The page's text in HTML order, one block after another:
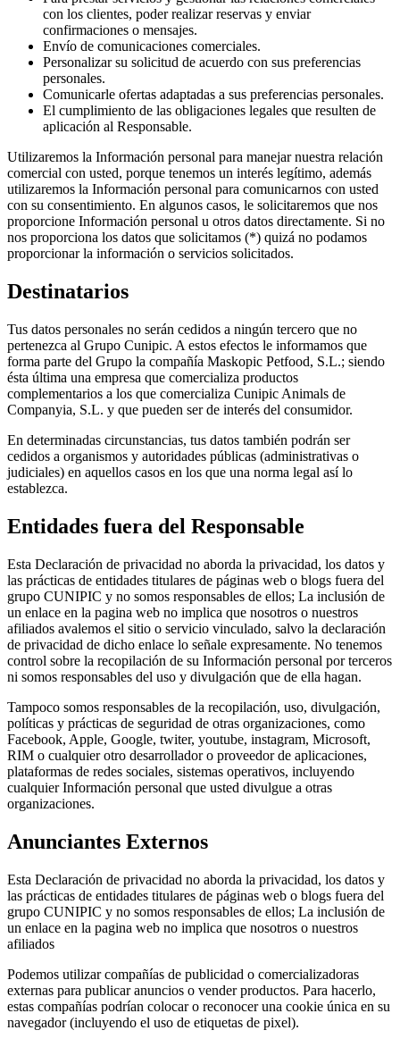
con los clientes, poder realizar reservas y enviar
confirmaciones o mensajes.
Envío de comunicaciones comerciales.
Personalizar su solicitud de acuerdo con sus preferencias
personales.
Comunicarle ofertas adaptadas a sus preferencias personales.
El cumplimiento de las obligaciones legales que resulten de
aplicación al Responsable.
Utilizaremos la Información personal para manejar nuestra relación
comercial con usted, porque tenemos un interés legítimo, además
utilizaremos la Información personal para comunicarnos con usted
con su consentimiento. En algunos casos, le solicitaremos que nos
proporcione Información personal u otros datos directamente. Si no
nos proporciona los datos que solicitamos (*) quizá no podamos
proporcionar la información o servicios solicitados.
Destinatarios
Tus datos personales no serán cedidos a ningún tercero que no
pertenezca al Grupo Cunipic. A estos efectos le informamos que
forma parte del Grupo la compañía Maskopic Petfood, S.L.; siendo
ésta última una empresa que comercializa productos
complementarios a los que comercializa Cunipic Animals de
Companyia, S.L. y que pueden ser de interés del consumidor.
En determinadas circunstancias, tus datos también podrán ser
cedidos a organismos y autoridades públicas (administrativas o
judiciales) en aquellos casos en los que una norma legal así lo
establezca.
Entidades fuera del Responsable
Esta Declaración de privacidad no aborda la privacidad, los datos y
las prácticas de entidades titulares de páginas web o blogs fuera del
grupo CUNIPIC y no somos responsables de ellos; La inclusión de
un enlace en la pagina web no implica que nosotros o nuestros
afiliados avalemos el sitio o servicio vinculado, salvo la declaración
de privacidad de dicho enlace lo señale expresamente. No tenemos
control sobre la recopilación de su Información personal por terceros
ni somos responsables del uso y divulgación que de ella hagan.
Tampoco somos responsables de la recopilación, uso, divulgación,
políticas y prácticas de seguridad de otras organizaciones, como
Facebook, Apple, Google, twiter, youtube, instagram, Microsoft,
RIM o cualquier otro desarrollador o proveedor de aplicaciones,
plataformas de redes sociales, sistemas operativos, incluyendo
cualquier Información personal que usted divulgue a otras
organizaciones.
Anunciantes Externos
Esta Declaración de privacidad no aborda la privacidad, los datos y
las prácticas de entidades titulares de páginas web o blogs fuera del
grupo CUNIPIC y no somos responsables de ellos; La inclusión de
un enlace en la pagina web no implica que nosotros o nuestros
afiliados
Podemos utilizar compañías de publicidad o comercializadoras
externas para publicar anuncios o vender productos. Para hacerlo,
estas compañías podrían colocar o reconocer una cookie única en su
navegador (incluyendo el uso de etiquetas de pixel).